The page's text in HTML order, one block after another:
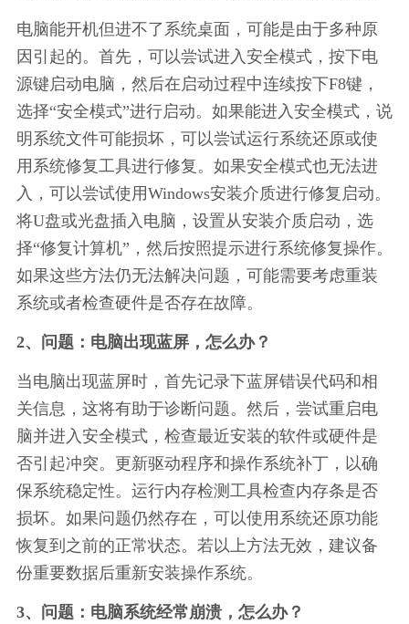
电脑能开机但进不了系统桌面，可能是由于多种原
因引起的。首先，可以尝试进入安全模式，按下电
源键启动电脑，然后在启动过程中连续按下F8键，
选择“安全模式”进行启动。如果能进入安全模式，说
明系统文件可能损坏，可以尝试运行系统还原或使
用系统修复工具进行修复。如果安全模式也无法进
入，可以尝试使用Windows安装介质进行修复启动。
将U盘或光盘插入电脑，设置从安装介质启动，选
择“修复计算机”，然后按照提示进行系统修复操作。
如果这些方法仍无法解决问题，可能需要考虑重装
系统或者检查硬件是否存在故障。
2、问题：电脑出现蓝屏，怎么办？
当电脑出现蓝屏时，首先记录下蓝屏错误代码和相
关信息，这将有助于诊断问题。然后，尝试重启电
脑并进入安全模式，检查最近安装的软件或硬件是
否引起冲突。更新驱动程序和操作系统补丁，以确
保系统稳定性。运行内存检测工具检查内存条是否
损坏。如果问题仍然存在，可以使用系统还原功能
恢复到之前的正常状态。若以上方法无效，建议备
份重要数据后重新安装操作系统。
3、问题：电脑系统经常崩溃，怎么办？